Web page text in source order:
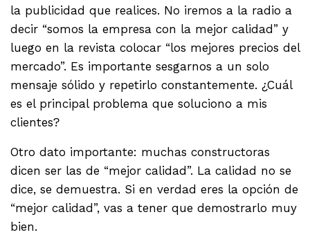
la publicidad que realices. No iremos a la radio a
decir “somos la empresa con la mejor calidad” y
luego en la revista colocar “los mejores precios del
mercado”. Es importante sesgarnos a un solo
mensaje sólido y repetirlo constantemente. ¿Cuál
es el principal problema que soluciono a mis
clientes?
Otro dato importante: muchas constructoras
dicen ser las de “mejor calidad”. La calidad no se
dice, se demuestra. Si en verdad eres la opción de
“mejor calidad”, vas a tener que demostrarlo muy
bien.